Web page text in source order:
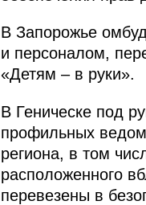
В Запорожье
и персоналом,
«Детям – в руки».
В Геническе под
профильных
региона, в том
расположенного
перевезены в